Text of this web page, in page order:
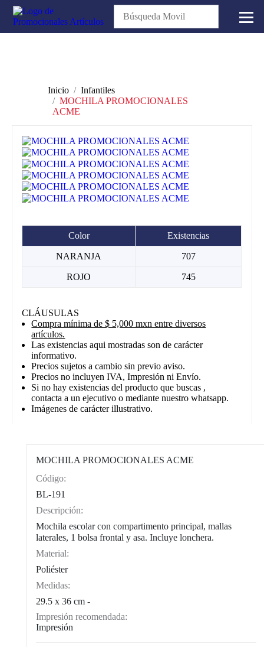
Inicio
Infantiles
MOCHILA PROMOCIONALES
ACME
Color Existencias
NARANJA 707
ROJO 745
CLÁUSULAS
Compra mínima de $ 5,000 mxn entre diversos
artículos.
Las existencias aqui mostradas son de carácter
informativo.
Precios sujetos a cambio sin previo aviso.
Precios no incluyen IVA, Impresión ni Envío.
Si no hay existencias del producto que buscas ,
contacta a un ejecutivo o mediante nuestro whatsapp.
Imágenes de carácter illustrativo.
MOCHILA PROMOCIONALES ACME
Código:
BL-191
Descripción:
Mochila escolar con compartimento principal, mallas
laterales, 1 bolsa frontal y asa. Incluye lonchera.
Material:
Poliéster
Medidas:
29.5 x 36 cm -
Impresión recomendada:
Impresión